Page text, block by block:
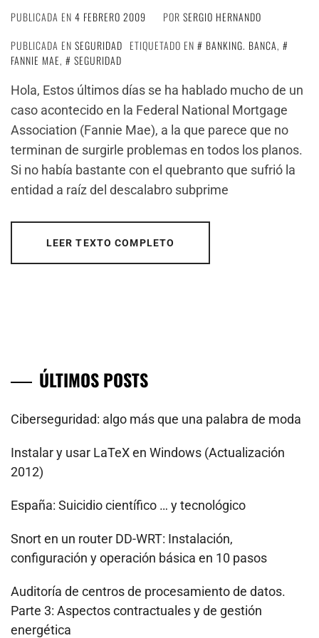
PUBLICADA EN 4 FEBRERO 2009 POR SERGIO HERNANDO
PUBLICADA EN SEGURIDAD ETIQUETADO EN BANKING. BANCA,
FANNIE MAE,
SEGURIDAD
Hola, Estos últimos días se ha hablado mucho de un
caso acontecido en la Federal National Mortgage
Association (Fannie Mae), a la que parece que no
terminan de surgirle problemas en todos los planos.
Si no había bastante con el quebranto que sufrió la
entidad a raíz del descalabro subprime
LEER TEXTO COMPLETO
ÚLTIMOS POSTS
Ciberseguridad: algo más que una palabra de moda
Instalar y usar LaTeX en Windows (Actualización
2012)
España: Suicidio científico … y tecnológico
Snort en un router DD-WRT: Instalación,
configuración y operación básica en 10 pasos
Auditoría de centros de procesamiento de datos.
Parte 3: Aspectos contractuales y de gestión
energética